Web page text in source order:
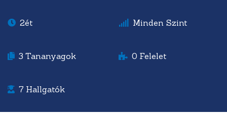
2ét Minden Szint
3 Tananyagok 0 Felelet
7 Hallgatók